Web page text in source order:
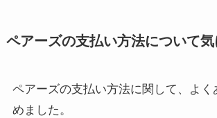
ペアーズの支払い方法について
ペアーズの支払い方法に関して、よく
めました。